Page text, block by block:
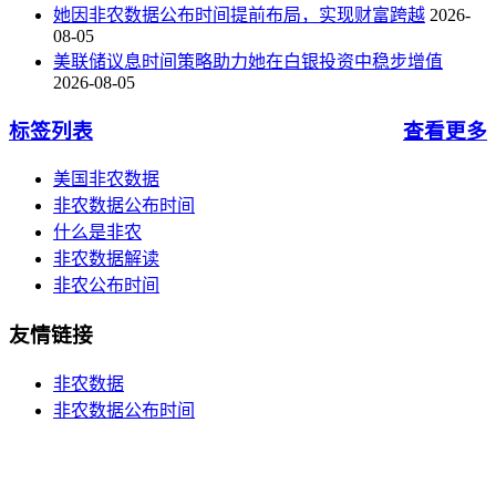
她因非农数据公布时间提前布局，实现财富跨越 2026-
08-05
美联储议息时间策略助力她在白银投资中稳步增值
2026-08-05
标签列表 查看更多
美国非农数据
非农数据公布时间
什么是非农
非农数据解读
非农公布时间
友情链接
非农数据
非农数据公布时间